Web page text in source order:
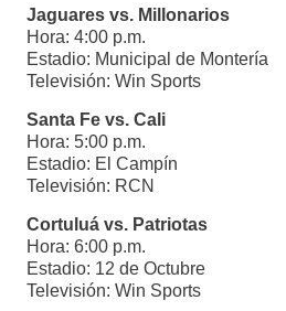
Jaguares vs. Millonarios
Hora: 4:00 p.m.
Estadio: Municipal de Montería
Televisión: Win Sports
Santa Fe vs. Cali
Hora: 5:00 p.m.
Estadio: El Campín
Televisión: RCN
Cortuluá vs. Patriotas
Hora: 6:00 p.m.
Estadio: 12 de Octubre
Televisión: Win Sports